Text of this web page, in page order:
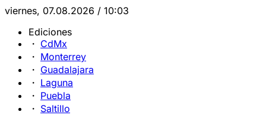
viernes, 07.08.2026 / 10:03
Ediciones
CdMx
Monterrey
Guadalajara
Laguna
Puebla
Saltillo